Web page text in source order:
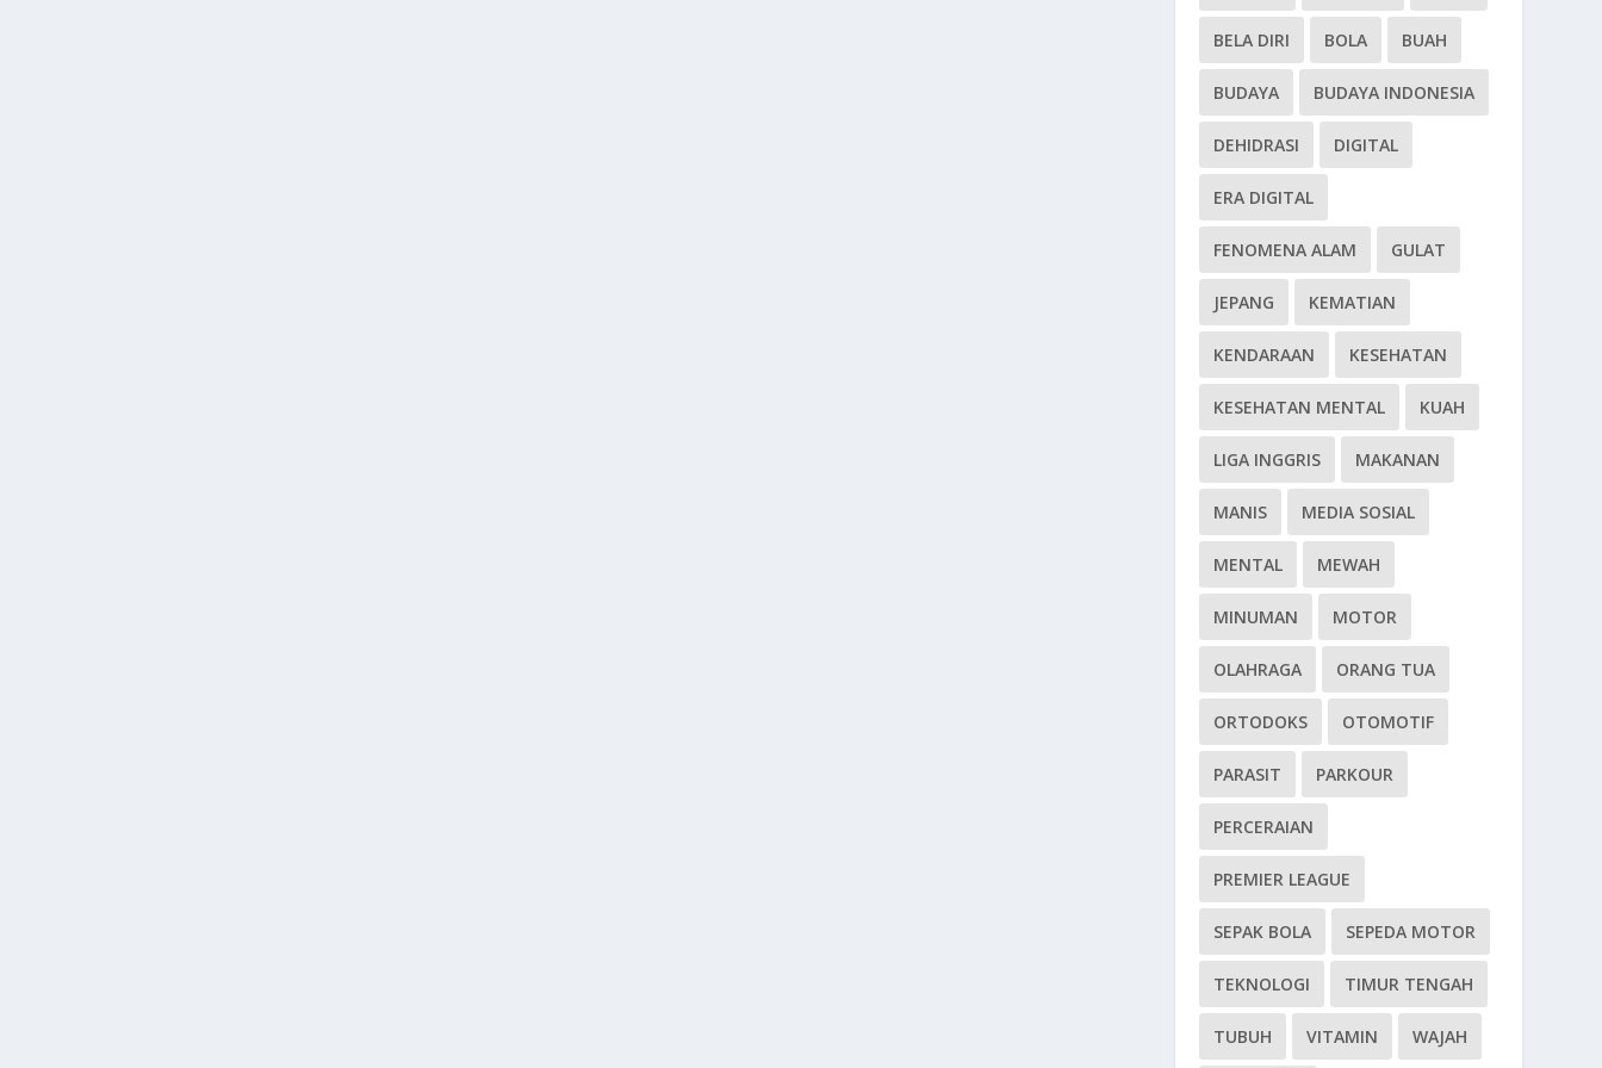
BELA DIRI BOLA BUAH
BUDAYA BUDAYA INDONESIA
DEHIDRASI DIGITAL
ERA DIGITAL
FENOMENA ALAM GULAT
JEPANG KEMATIAN
KENDARAAN KESEHATAN
KESEHATAN MENTAL KUAH
LIGA INGGRIS MAKANAN
MANIS MEDIA SOSIAL
MENTAL MEWAH
MINUMAN MOTOR
OLAHRAGA ORANG TUA
ORTODOKS OTOMOTIF
PARASIT PARKOUR
PERCERAIAN
PREMIER LEAGUE
SEPAK BOLA SEPEDA MOTOR
TEKNOLOGI TIMUR TENGAH
TUBUH VITAMIN WAJAH